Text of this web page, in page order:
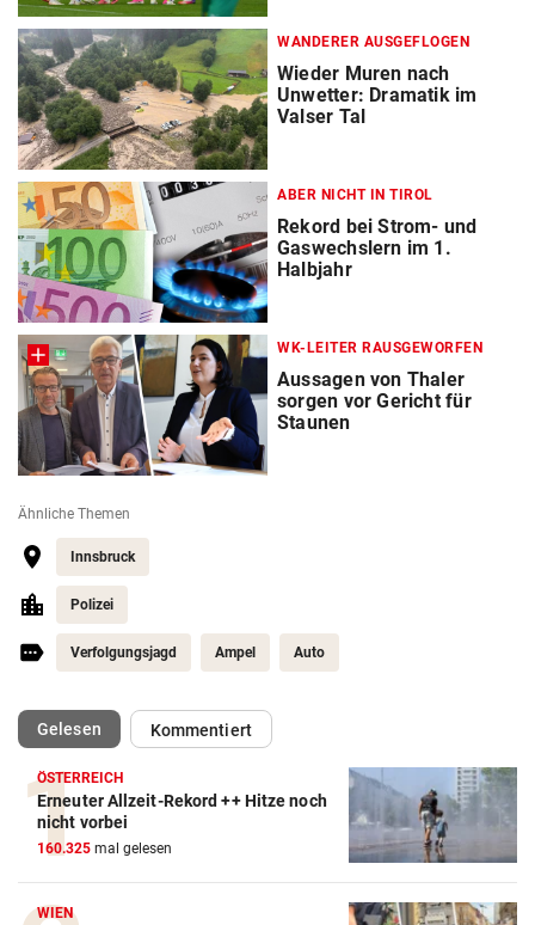
WANDERER AUSGEFLOGEN
Wieder Muren nach
Unwetter: Dramatik im
Valser Tal
ABER NICHT IN TIROL
Rekord bei Strom- und
Gaswechslern im 1.
Halbjahr
WK-LEITER RAUSGEWORFEN
Aussagen von Thaler
sorgen vor Gericht für
Staunen
Ähnliche Themen
Innsbruck
Polizei
Verfolgungsjagd Ampel Auto
Gelesen(ausgewählt)Kommentiert
ÖSTERREICH
Erneuter Allzeit-Rekord ++ Hitze noch
nicht vorbei
160.325 mal gelesen
WIEN